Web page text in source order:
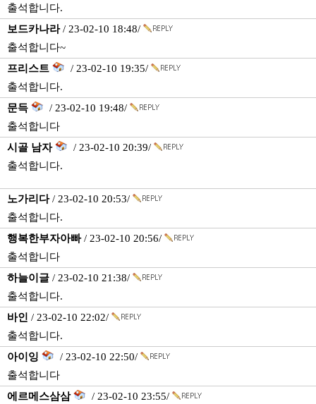
출석합니다.
보드카나라/ 23-02-10 18:48/
출석합니다~
프리스트
/ 23-02-10 19:35/
출석합니다.
문득
/ 23-02-10 19:48/
출석합니다
시골 남자
/ 23-02-10 20:39/
출석합니다.
노가리다/ 23-02-10 20:53/
출석합니다.
행복한부자아빠/ 23-02-10 20:56/
출석합니다
하늘이글 / 23-02-10 21:38/
출석합니다.
바인 / 23-02-10 22:02/
출석합니다.
아이잉
/ 23-02-10 22:50/
출석합니다
에르메스삼삼
/ 23-02-10 23:55/